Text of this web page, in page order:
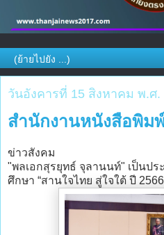
วันอังคารที่ 15 สิงหาคม พ.ศ.
สำนักงานหนังสือพิม
ข่าวสังคม
"พลเอกสุรยุทธ์ จุลานนท์" เป็นป
ศึกษา “สานใจไทย สู่ใจใต้ ปี 2566